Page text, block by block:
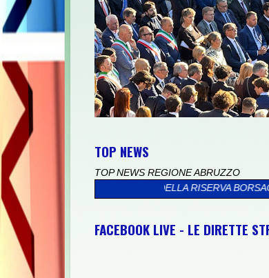
TOP NEWS
TOP NEWS REGIONE ABRUZZO
DELLA RISERVA BORSACCHIO
>> PRESSO IL
FACEBOOK LIVE - LE DIRETTE